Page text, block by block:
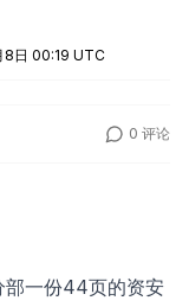
8日 00:19 UTC
0 评论
部一份44页的资安